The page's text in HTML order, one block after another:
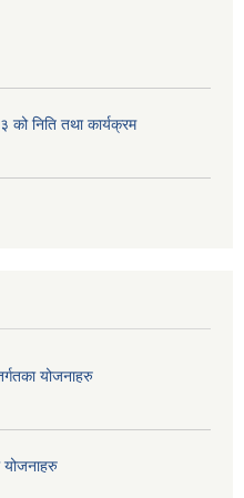
को निति तथा कार्यक्रम
योजनाहरु